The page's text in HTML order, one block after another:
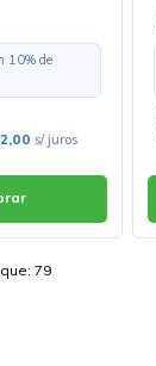
10% de
s/ juros
79